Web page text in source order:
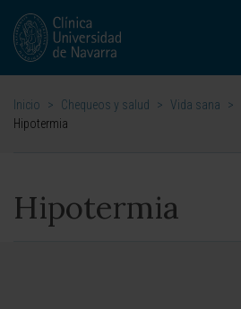
Inicio > Chequeos y salud > Vida sana >
Hipotermia
Hipotermia